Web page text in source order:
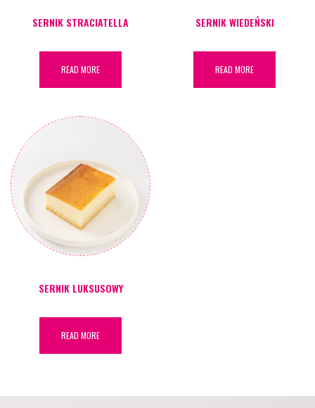
SERNIK STRACIATELLA
READ MORE
SERNIK WIEDEŃSKI
READ MORE
SERNIK LUKSUSOWY
READ MORE